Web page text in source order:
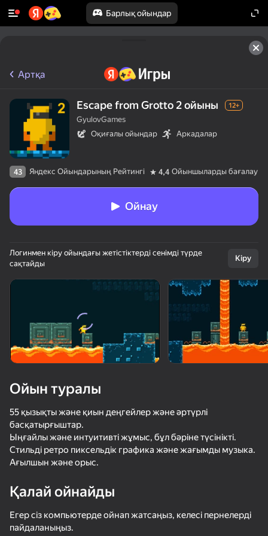
Барлық ойындар
Құрылғыны бұрыңыз
бағдарда ғана істейді
Артқа
Escape from Grotto 2 ойыны 12+
GyulovGames
Оқиғалы ойындар
Аркадалар
43 Яндекс Ойындарының Рейтингі 4,4 Ойыншыларды бағалау
Ойнау
Логинмен кіру ойындағы жетістіктерді сенімді түрде
сақтайды
Кіру
Ойын туралы
55 қызықты және қиын деңгейлер және әртүрлі
басқатырғыштар.
Ыңғайлы және интуитивті жұмыс, бұл бәріне түсінікті.
Стильді ретро пиксельдік графика және жағымды музыка.
Ағылшын және орыс.
Қалай ойнайды
Егер сіз компьютерде ойнап жатсаңыз, келесі пернелерді
пайдаланыңыз.